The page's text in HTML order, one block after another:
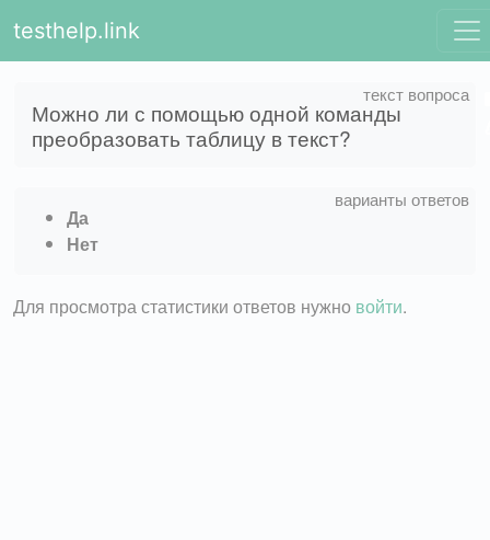
testhelp.link
Можно ли с помощью одной команды
преобразовать таблицу в текст?
Да
Нет
Для просмотра статистики ответов нужно войти.